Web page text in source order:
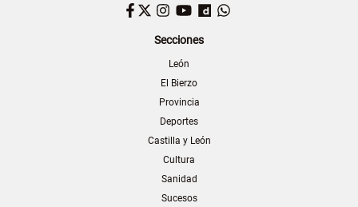
Facebook
TwitterInstagram
YouTubeDailymotion
Secciones
León
El Bierzo
Provincia
Deportes
Castilla y León
Cultura
Sanidad
Sucesos